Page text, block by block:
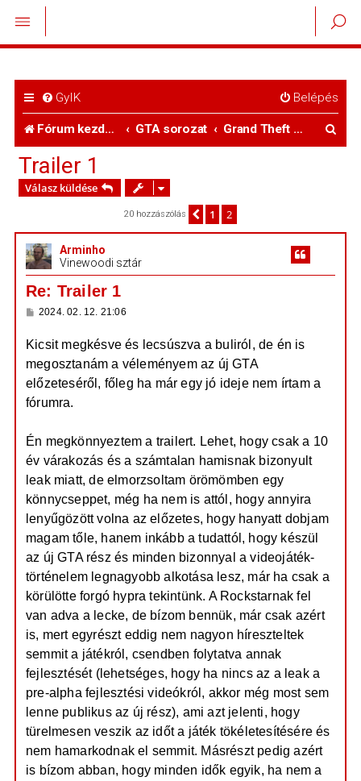
GyIK Belépés
Fórum kezdőlap GTA sorozat Grand Theft Auto VI
s
Trailer 1
Válasz küldése
20 hozzászólás Előző
1 2
Arminho
Vinewoodi sztár
Re: Trailer 1
H
z
s
z
ó
l
2024. 02. 12. 21:06
Kicsit megkésve és lecsúszva a buliról, de én is
megosztanám a véleményem az új GTA
előzeteséről, főleg ha már egy jó ideje nem írtam a
fórumra.
Én megkönnyeztem a trailert. Lehet, hogy csak a 10
év várakozás és a számtalan hamisnak bizonyult
leak miatt, de elmorzsoltam örömömben egy
könnycseppet, még ha nem is attól, hogy annyira
lenyűgözött volna az előzetes, hogy hanyatt dobjam
magam tőle, hanem inkább a tudattól, hogy készül
az új GTA rész és minden bizonnyal a videojáték-
történelem legnagyobb alkotása lesz, már ha csak a
körülötte forgó hypra tekintünk. A Rockstarnak fel
van adva a lecke, de bízom bennük, már csak azért
is, mert egyrészt eddig nem nagyon híreszteltek
semmit a játékról, csendben folytatva annak
fejlesztését (lehetséges, hogy ha nincs az a leak a
pre-alpha fejlesztési videókról, akkor még most sem
lenne publikus az új rész), ami azt jelenti, hogy
türelmesen veszik az időt a játék tökéletesítésére és
nem hamarkodnak el semmit. Másrészt pedig azért
is bízom abban, hogy minden idők egyik, ha nem a